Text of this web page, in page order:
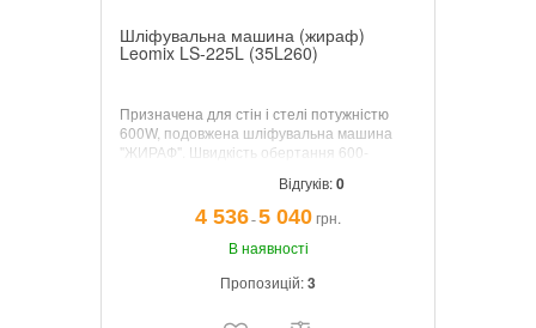
Шліфувальна машина (жираф)
Leomix LS-225L (35L260)
Призначена для стін і стелі потужністю
600W, подовжена шліфувальна машина
"ЖИРАФ". Швидкість обертання 600-
Відгуків:0
4 536¯5 040грн.
В наявності
Пропозицій:3